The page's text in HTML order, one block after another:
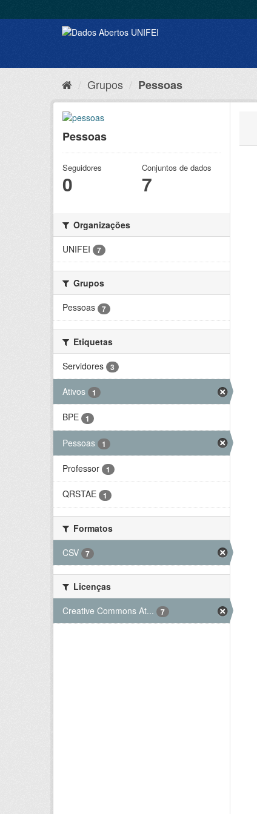
Grupos Pessoas
Pessoas
Seguidores
0
Conjuntos de dados
7
Organizações
UNIFEI
7
Grupos
Pessoas
7
Etiquetas
Servidores
3
Ativos 1
BPE 1
Pessoas 1
Professor 1
QRSTAE 1
Formatos
CSV
7
Licenças
Creative Commons At...
7